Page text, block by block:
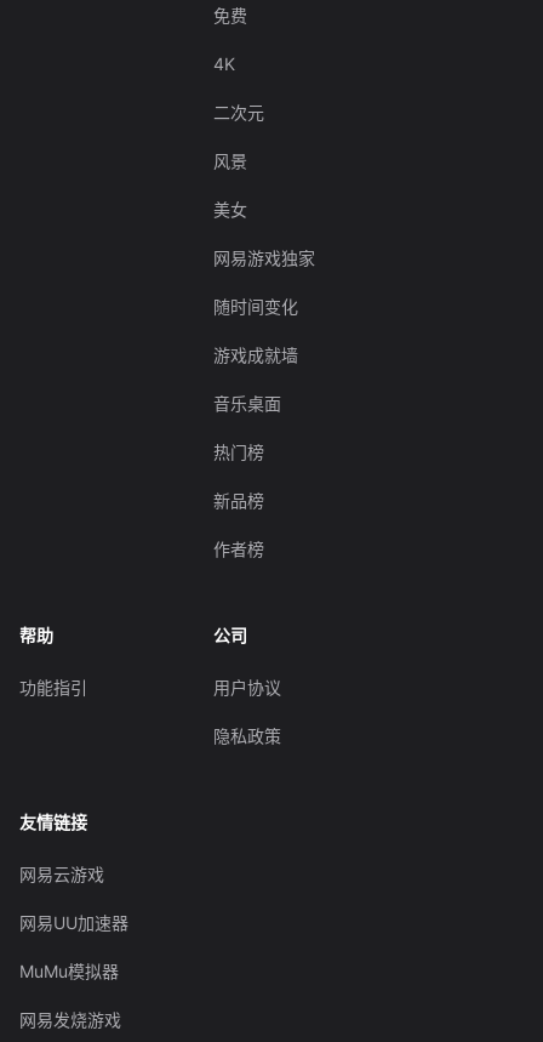
免费
4K
二次元
风景
美女
网易游戏独家
随时间变化
游戏成就墙
音乐桌面
热门榜
新品榜
作者榜
帮助
功能指引
公司
用户协议
隐私政策
友情链接
网易云游戏
网易UU加速器
MuMu模拟器
网易发烧游戏